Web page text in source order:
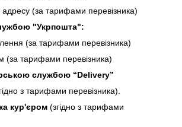
(за тарифами перевізника)
"Укрпошта":
(за тарифами перевізника)
(за тарифами перевізника)
службою “Delivery”
з тарифами перевізника).
кур'єром (згідно з тарифами